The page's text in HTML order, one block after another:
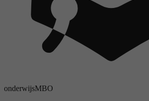
onderwijsMBO